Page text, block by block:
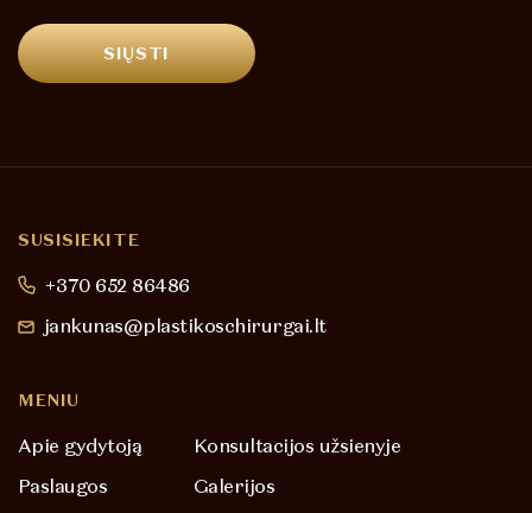
SUSISIEKITE
+370 652 86486
jankunas@plastikoschirurgai.lt
MENIU
Apie gydytoją
Konsultacijos užsienyje
Paslaugos
Galerijos